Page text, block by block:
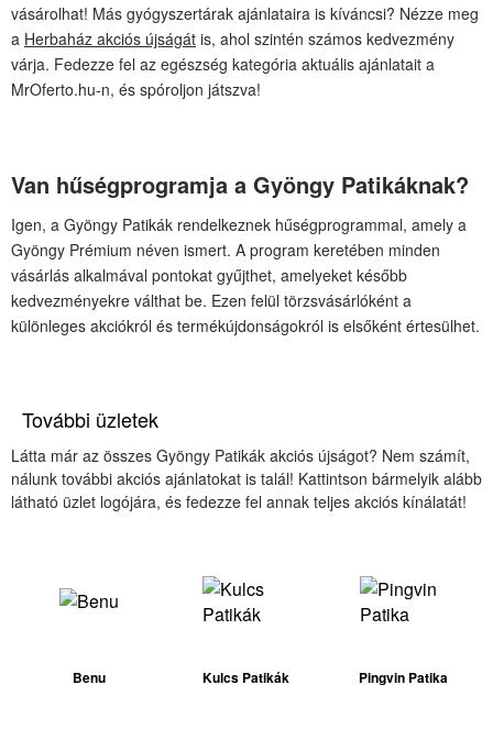
vásárolhat! Más gyógyszertárak ajánlataira is kíváncsi? Nézze meg
a Herbaház akciós újságát is, ahol szintén számos kedvezmény
várja. Fedezze fel az egészség kategória aktuális ajánlatait a
MrOferto.hu-n, és spóroljon játszva!
Van hűségprogramja a Gyöngy Patikáknak?
Igen, a Gyöngy Patikák rendelkeznek hűségprogrammal, amely a
Gyöngy Prémium néven ismert. A program keretében minden
vásárlás alkalmával pontokat gyűjthet, amelyeket később
kedvezményekre válthat be. Ezen felül törzsvásárlóként a
különleges akciókról és termékújdonságokról is elsőként értesülhet.
További üzletek
Látta már az összes Gyöngy Patikák akciós újságot? Nem számít,
nálunk további akciós ajánlatokat is talál! Kattintson bármelyik alább
látható üzlet logójára, és fedezze fel annak teljes akciós kínálatát!
Benu Kulcs Patikák Pingvin Patika